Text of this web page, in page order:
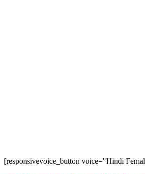
[responsivevoice_button voice="Hindi